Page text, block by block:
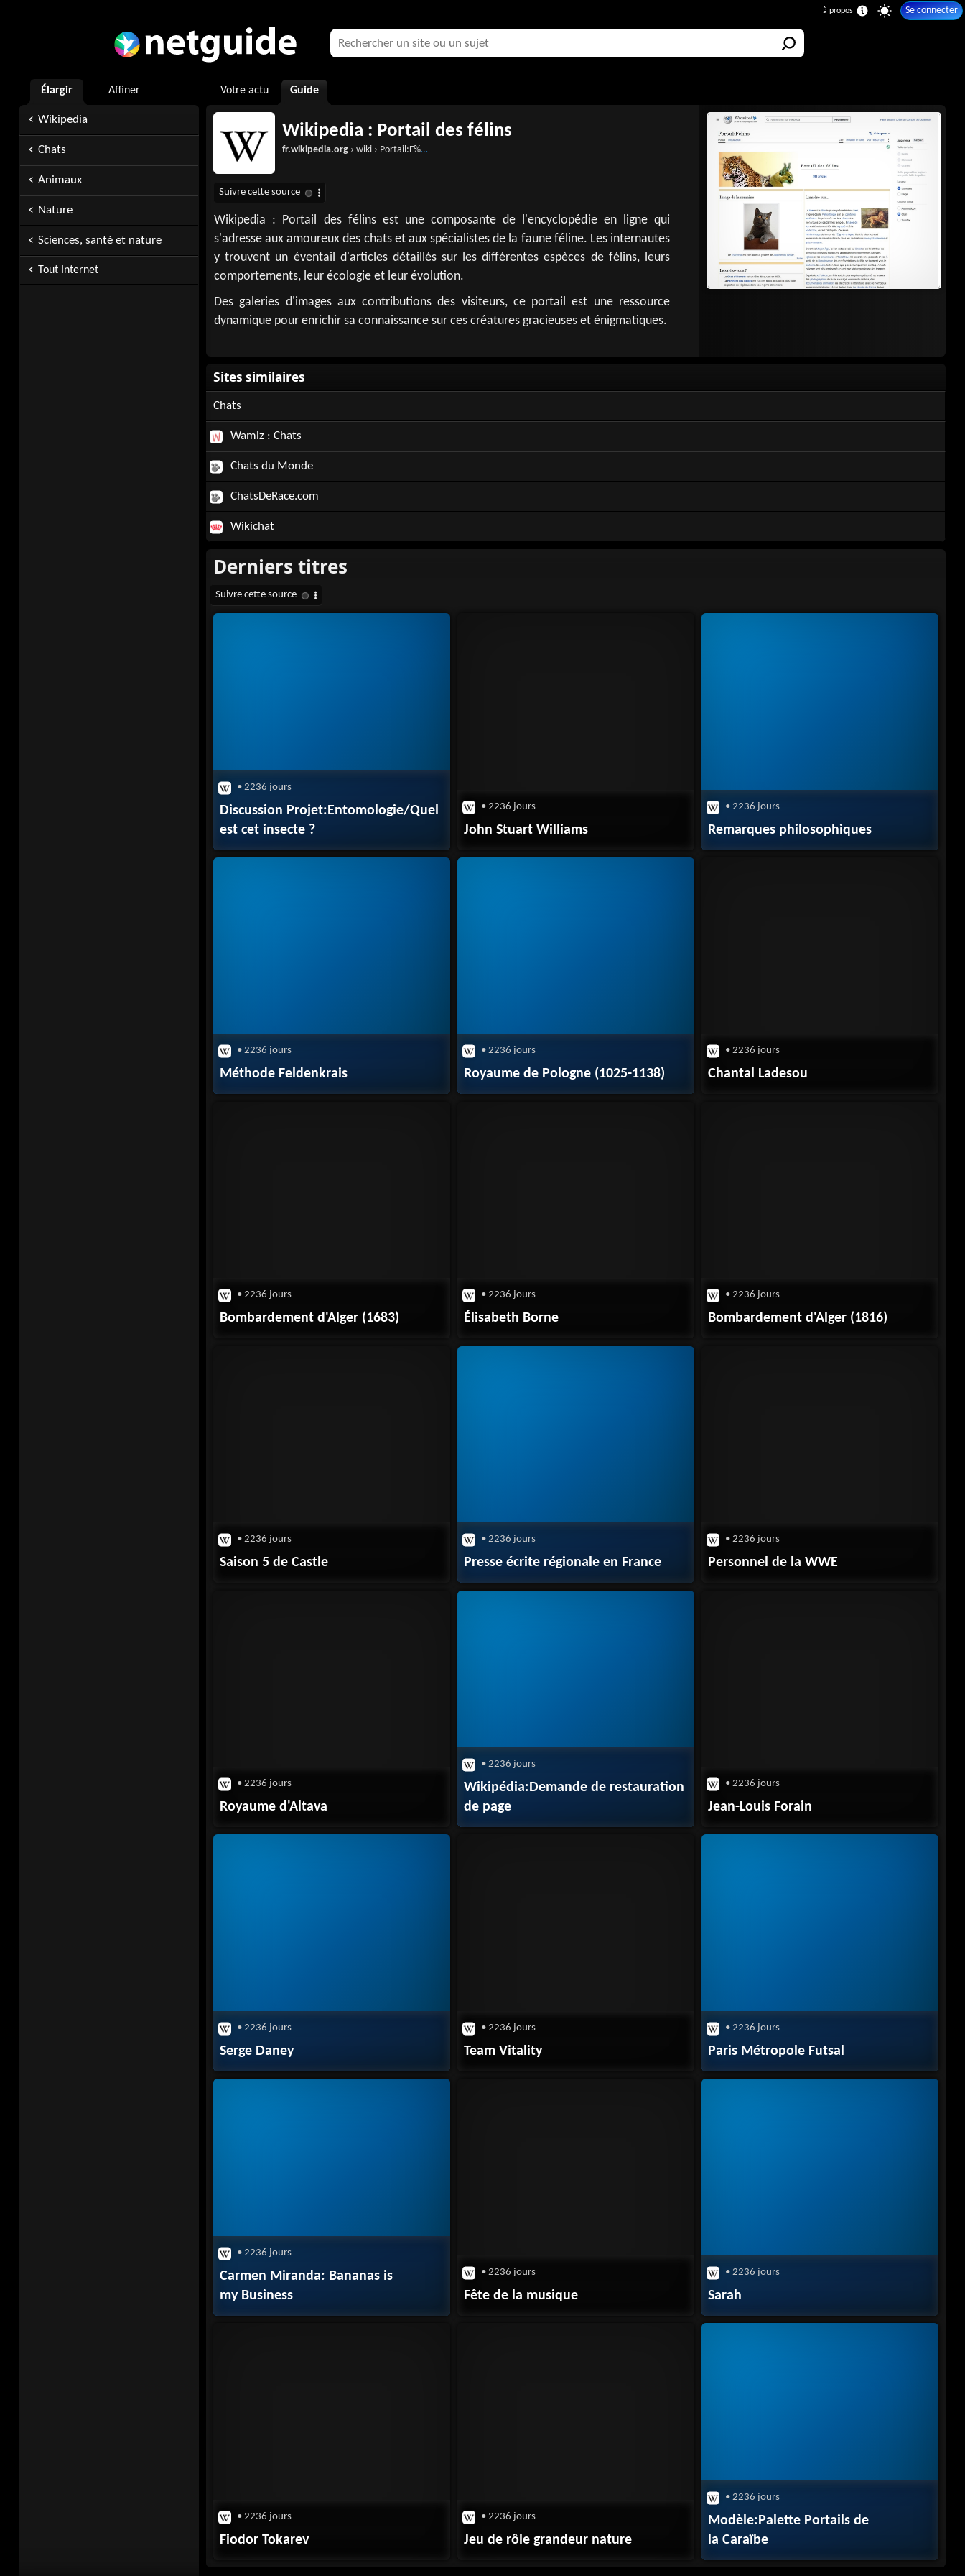
Se connecter
Élargir Affiner
Wikipedia
Chats
Animaux
Nature
Sciences, santé et nature
Tout Internet
Votre actu Guide
Wikipedia : Portail des félins
fr.wikipedia.org › wiki › Portail:F%C3%A9lins
Wikipedia : Portail des félins est une composante de l'encyclopédie en ligne qui
s'adresse aux amoureux des chats et aux spécialistes de la faune féline. Les internautes
y trouvent un éventail d'articles détaillés sur les différentes espèces de félins, leurs
comportements, leur écologie et leur évolution.
Des galeries d'images aux contributions des visiteurs, ce portail est une ressource
dynamique pour enrichir sa connaissance sur ces créatures gracieuses et énigmatiques.
Chats
Wamiz : Chats
Chats du Monde
ChatsDeRace.com
Wikichat
• 2236 jours
Discussion Projet:Entomologie/Quel
est cet insecte ?
• 2236 jours
John Stuart Williams
• 2236 jours
Remarques philosophiques
• 2236 jours
Méthode Feldenkrais
• 2236 jours
Royaume de Pologne (1025-1138)
• 2236 jours
Chantal Ladesou
• 2236 jours
Bombardement d'Alger (1683)
• 2236 jours
Élisabeth Borne
• 2236 jours
Bombardement d'Alger (1816)
• 2236 jours
Saison 5 de Castle
• 2236 jours
Presse écrite régionale en France
• 2236 jours
Personnel de la WWE
• 2236 jours
Royaume d'Altava
• 2236 jours
Wikipédia:Demande de restauration
de page
• 2236 jours
Jean-Louis Forain
• 2236 jours
Serge Daney
• 2236 jours
Team Vitality
• 2236 jours
Paris Métropole Futsal
• 2236 jours
Carmen Miranda: Bananas is
my Business
• 2236 jours
Fête de la musique
• 2236 jours
Sarah
• 2236 jours
Fiodor Tokarev
• 2236 jours
Jeu de rôle grandeur nature
• 2236 jours
Modèle:Palette Portails de
la Caraïbe